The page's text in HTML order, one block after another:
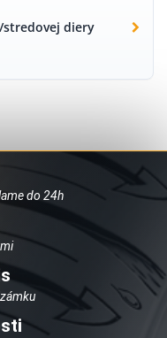
stredovej diery
do 24h